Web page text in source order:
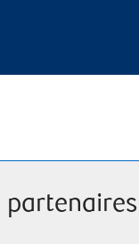
partenaires